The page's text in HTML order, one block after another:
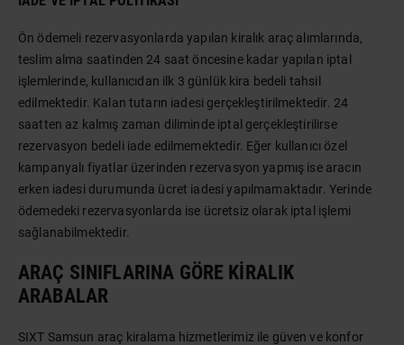
Ön ödemeli rezervasyonlarda yapılan kiralık araç alımlarında,
teslim alma saatinden 24 saat öncesine kadar yapılan iptal
işlemlerinde, kullanıcıdan ilk 3 günlük kira bedeli tahsil
edilmektedir. Kalan tutarın iadesi gerçekleştirilmektedir. 24
saatten az kalmış zaman diliminde iptal gerçekleştirilirse
rezervasyon bedeli iade edilmemektedir. Eğer kullanıcı özel
kampanyalı fiyatlar üzerinden rezervasyon yapmış ise aracın
erken iadesi durumunda ücret iadesi yapılmamaktadır. Yerinde
ödemedeki rezervasyonlarda ise ücretsiz olarak iptal işlemi
sağlanabilmektedir.
ARAÇ SINIFLARINA GÖRE KIRALIK
ARABALAR
SIXT Samsun araç kiralama hizmetlerimiz ile güven ve konfor